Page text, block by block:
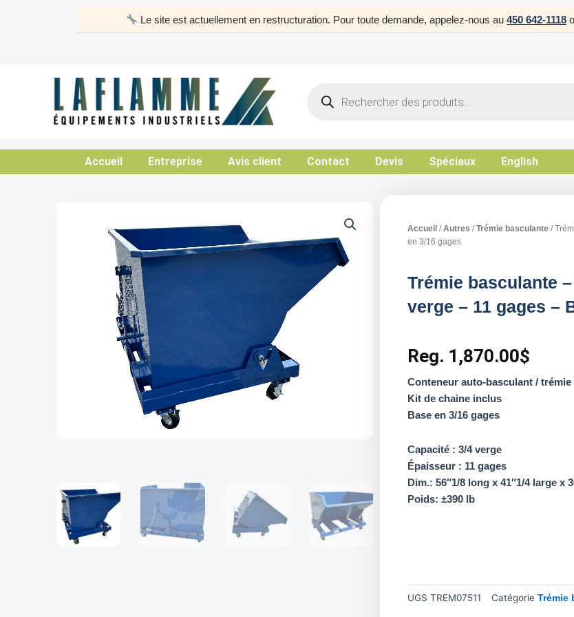
Le site est actuellement en restructuration. Pour toute demande, appelez-nous au450 642-1118
search
Accueil Entreprise Avis client Contact Devis Spéciaux English
Accueil /Autres /Trémie basculante /
en 3/16 gages
Trémie basculante
verge – 11 gages –
Reg. 1,870.00$
Conteneur auto-basculant /
Kit de chaine inclus
Base en 3/16 gages
Capacité : 3/4 verge
Épaisseur : 11 gages
Dim.: 56″1/8 long x 41″1/4 large x
Poids: ±390 lb
UGS TREM07511 Catégorie Trémie